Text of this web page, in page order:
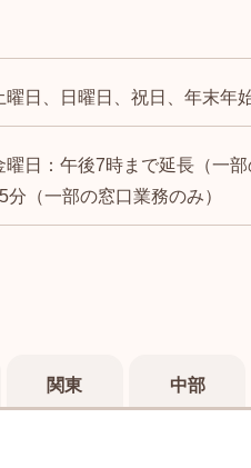
曜日、日曜日、祝日、年末年
曜日：午後7時まで延長（一
分（一部の窓口業務のみ）
関東 中部